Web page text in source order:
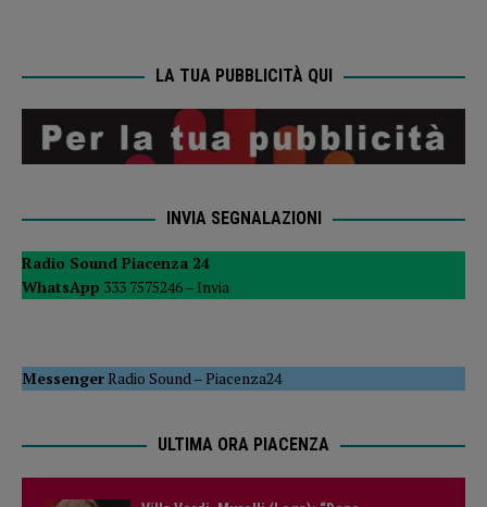
LA TUA PUBBLICITÀ QUI
INVIA SEGNALAZIONI
Radio Sound Piacenza 24
WhatsApp 333 7575246 – Invia
MessengerRadio Sound–Piacenza24
ULTIMA ORA PIACENZA